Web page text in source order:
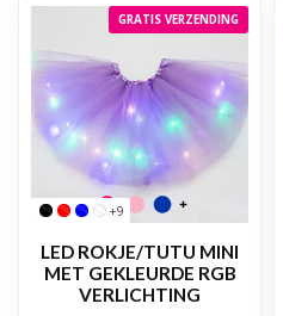
GRATIS VERZENDING
+9
LED ROKJE/TUTU MINI
MET GEKLEURDE RGB
VERLICHTING